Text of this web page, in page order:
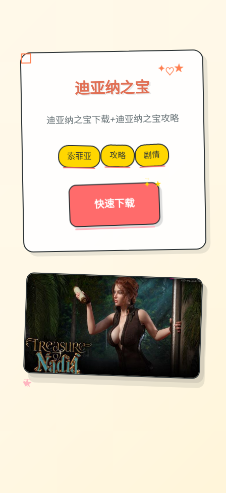
迪亚纳之宝
✦♡★
迪亚纳之宝下载+迪亚纳之宝攻略
索菲亚 攻略 剧情
快速下载
→
✦ ★
✧
♡
★
♥